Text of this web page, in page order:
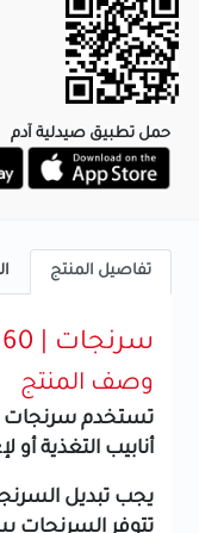
حمل تطبيق صيدلية آدم
تفاصيل المنتج
سرنجات | 60مل
وصف المنتج
تستخدم سرنجات
أنابيب التغذية أو
يجب تبديل
تتوفر السرنجات